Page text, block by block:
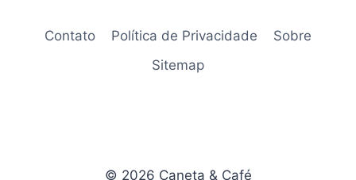
Contato Política de Privacidade
Sobre
Sitemap
© 2026 Caneta & Café